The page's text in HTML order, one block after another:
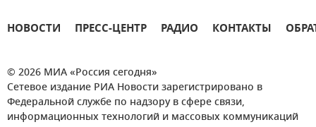
НОВОСТИ ПРЕСС-ЦЕНТР РАДИО КОНТАКТЫ
© 2026 МИА «Россия сегодня»
Сетевое издание РИА Новости зарегистрировано в
Федеральной службе по надзору в сфере связи,
информационных технологий и массовых коммуникаций